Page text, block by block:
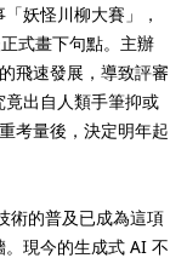
妖怪川柳大賽」，
式畫下句點。主辦
飛速發展，導致評審
竟出自人類手筆抑或
考量後，決定明年起
術的普及已成為這項
現今的生成式 AI 不